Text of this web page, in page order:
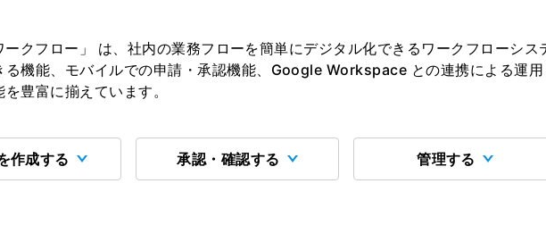
ークフロー」 は、社内の業務フローを簡単にデジタル化できるワークフローシ
る機能、モバイルでの申請・承認機能、Google Workspace との連携による運
豊富に揃えています。
作成する 承認・確認する 管理する